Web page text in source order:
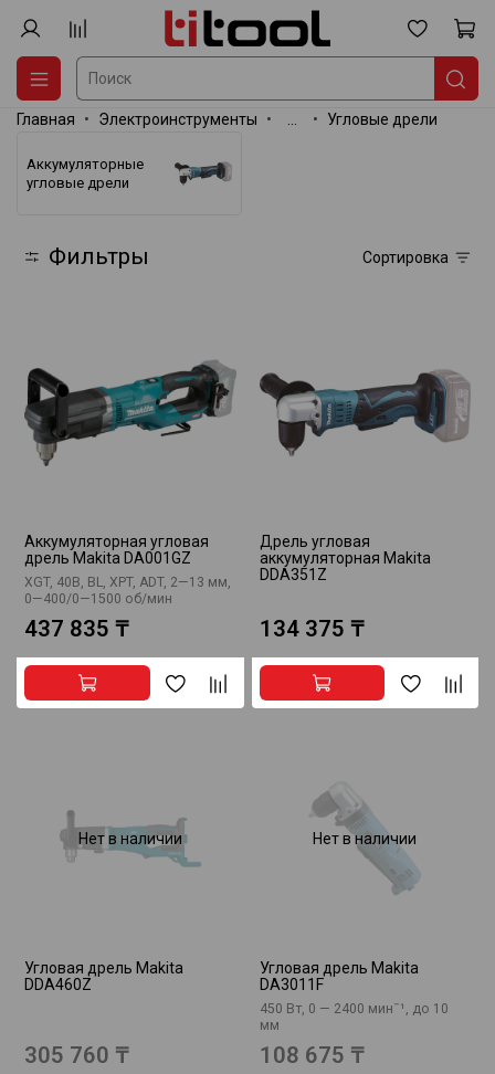
Главная Электроинструменты Угловые дрели
Аккумуляторные
угловые дрели
Фильтры Сортировка
Аккумуляторная угловая
дрель Makita DA001GZ
XGT, 40В, BL, XPT, ADT, 2—13 мм,
0—400/0—1500 об/мин
437 835 ₸
Дрель угловая
аккумуляторная Makita
DDA351Z
134 375 ₸
Нет в наличии
Угловая дрель Makita
DDA460Z
305 760 ₸
Нет в наличии
Угловая дрель Makita
DA3011F
450 Вт, 0 — 2400 минˉ¹, до 10
мм
108 675 ₸